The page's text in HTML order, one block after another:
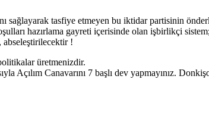
tasfiye etmeyen bu iktidar partisinin
hazırlama gayreti içerisinde olan işbirlikçi
abseleştirilecektir !
üretmenizdir.
Açılım Canavarını 7 başlı dev yapmayınız.